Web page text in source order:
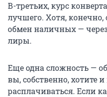
В-третьих, курс
лучшего. Хотя,
обмен наличных —
лиры.
Еще одна сложность —
вы, собственно, хотите и
расплачиваться. Если